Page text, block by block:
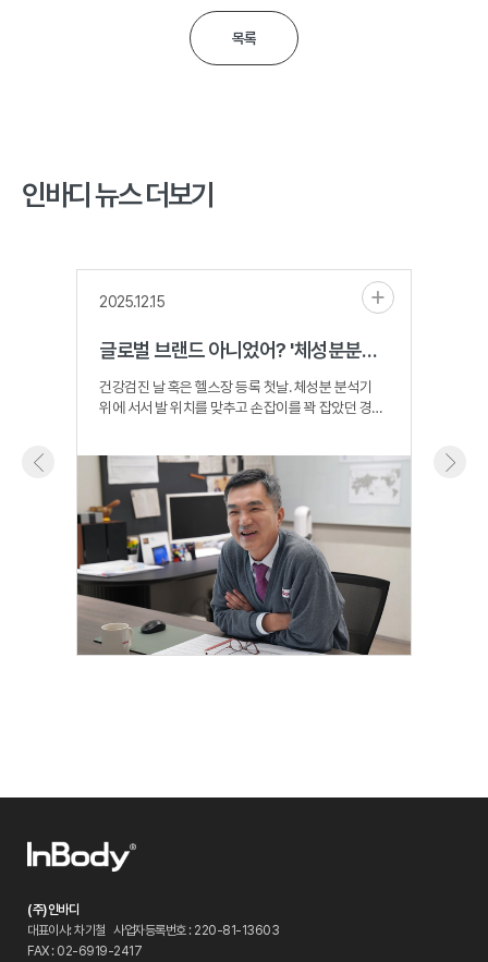
목록
인바디 뉴스 더보기
2025.12.15
글로벌 브랜드 아니었어? '체성분분석 대명사' 한국 회사의 고민 [비크닉]
건강검진 날 혹은 헬스장 등록 첫날. 체성분 분석기
위에 서서 발 위치를 맞추고 손잡이를 꽉 잡았던 경험,
(주)인바디
대표이사: 차기철 사업자등록번호 : 220-81-13603
FAX : 02-6919-2417